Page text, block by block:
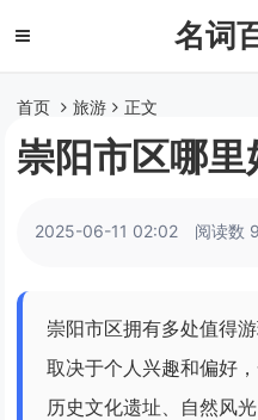
名词
首页 旅游 正文
崇阳市区哪里
2025-06-11 02:02 阅读数
崇阳市区拥有多处值得
取决于个人兴趣和偏好
历史文化遗址、自然风